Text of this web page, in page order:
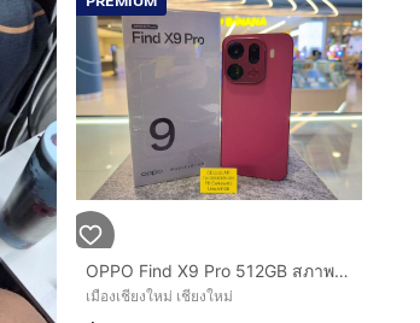
OPPO Find X9 Pro 512GB สภาพสวยมาก ประกันศูนย์ไทย5เดือน
เมืองเชียงใหม่ เชียงใหม่